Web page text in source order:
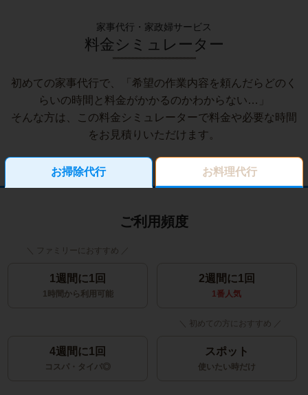
家事代行・家政婦サービス
料金シミュレーター
初めての家事代行で、「希望の作業内容を頼んだらどのく
らいの時間と料金がかかるのかわからない…」
そんな方は、この料金シミュレーターで料金や必要な時間
をお見積りいただけます。
お掃除代行 お料理代行
ご利用頻度
1週間に1回
1時間から利用可能
2週間に1回
1番人気
4週間に1回
コスパ・タイパ◎
スポット
使いたい時だけ